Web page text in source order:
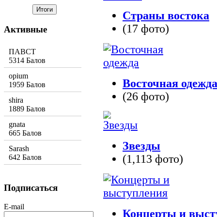
Страны востока
(17 фото)
Восточная одежда
(26 фото)
Звезды
(1,113 фото)
Концерты и
Активные
ПАВСТ
5314 Балов
opium
1959 Балов
shira
1889 Балов
gnata
665 Балов
Sarash
642 Балов
Подписаться
E-mail